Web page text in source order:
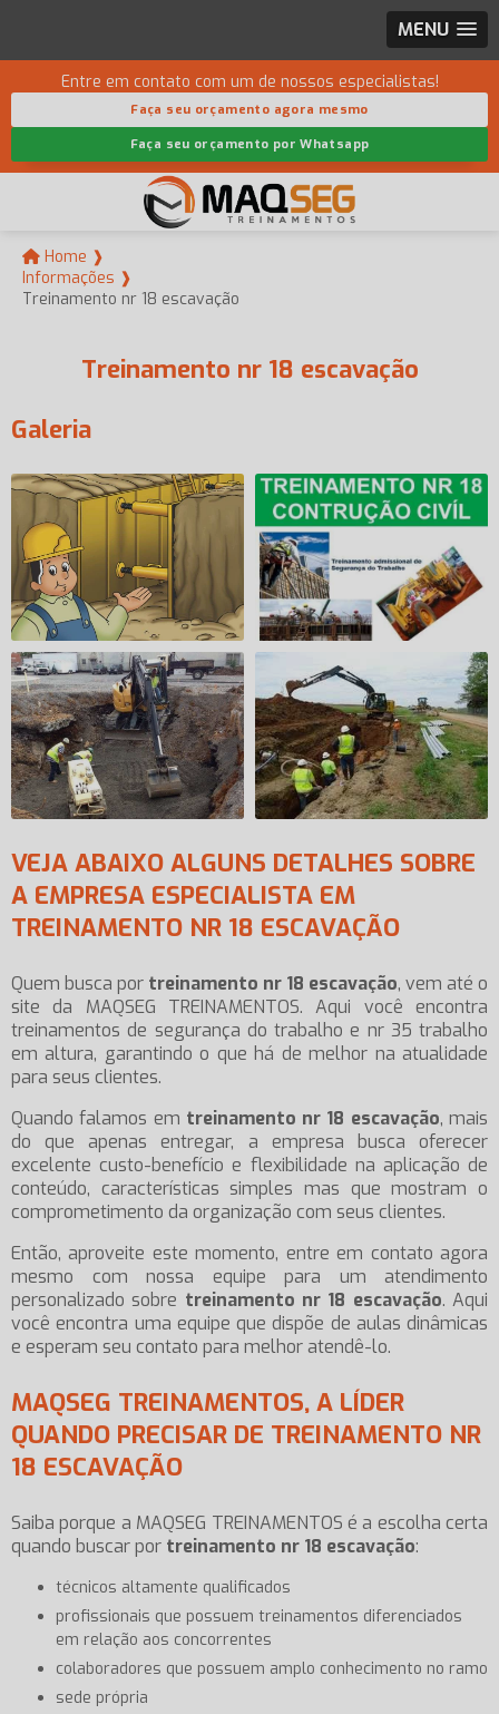
MENU
Entre em contato com um de nossos especialistas!
Faça seu orçamento agora mesmo
Faça seu orçamento por Whatsapp
Home ❱
Informações ❱
Treinamento nr 18 escavação
Treinamento nr 18 escavação
Galeria
VEJA ABAIXO ALGUNS DETALHES SOBRE
A EMPRESA ESPECIALISTA EM
TREINAMENTO NR 18 ESCAVAÇÃO
Quem busca por treinamento nr 18 escavação, vem até o
site da MAQSEG TREINAMENTOS. Aqui você encontra
treinamentos de segurança do trabalho e nr 35 trabalho
em altura, garantindo o que há de melhor na atualidade
para seus clientes.
Quando falamos em treinamento nr 18 escavação, mais
do que apenas entregar, a empresa busca oferecer
excelente custo-benefício e flexibilidade na aplicação de
conteúdo, características simples mas que mostram o
comprometimento da organização com seus clientes.
Então, aproveite este momento, entre em contato agora
mesmo com nossa equipe para um atendimento
personalizado sobre treinamento nr 18 escavação. Aqui
você encontra uma equipe que dispõe de aulas dinâmicas
e esperam seu contato para melhor atendê-lo.
MAQSEG TREINAMENTOS, A LÍDER
QUANDO PRECISAR DE TREINAMENTO NR
18 ESCAVAÇÃO
Saiba porque a MAQSEG TREINAMENTOS é a escolha certa
quando buscar por treinamento nr 18 escavação:
técnicos altamente qualificados
profissionais que possuem treinamentos diferenciados
em relação aos concorrentes
colaboradores que possuem amplo conhecimento no ramo
sede própria